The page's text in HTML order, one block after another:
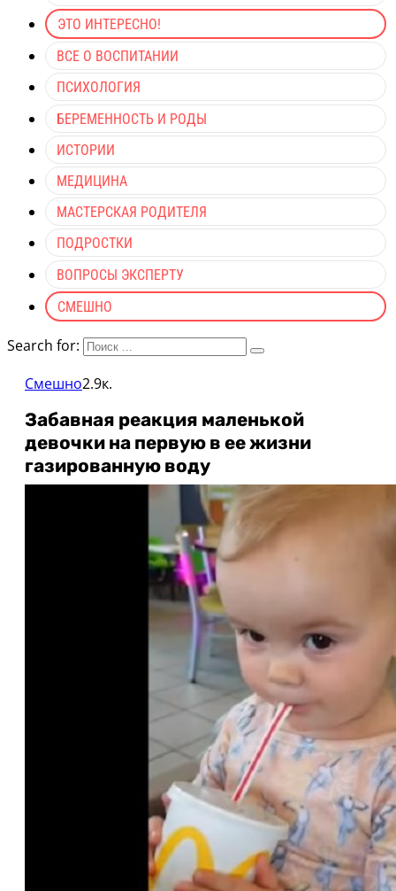
ЭТО ИНТЕРЕСНО!
ВСЕ О ВОСПИТАНИИ
ПСИХОЛОГИЯ
БЕРЕМЕННОСТЬ И РОДЫ
ИСТОРИИ
МЕДИЦИНА
МАСТЕРСКАЯ РОДИТЕЛЯ
ПОДРОСТКИ
ВОПРОСЫ ЭКСПЕРТУ
СМЕШНО
Search for:
Смешно2.9к.
Забавная реакция маленькой
девочки на первую в ее жизни
газированную воду